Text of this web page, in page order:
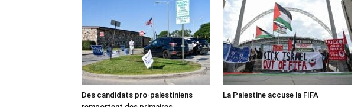
Des candidats pro-palestiniens
La Palestine accuse la FIFA